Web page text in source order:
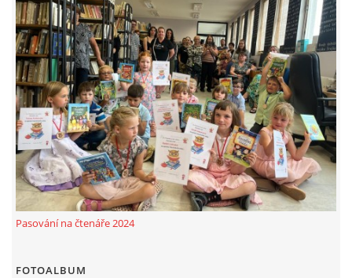
VÝZNAČNÍ RODÁCI
FOTOALBUM
PODĚKOVÁNÍ
NAPSALI O NÁS....
SLUŽBY
Pasování na čtenáře 2024
FOTOALBUM